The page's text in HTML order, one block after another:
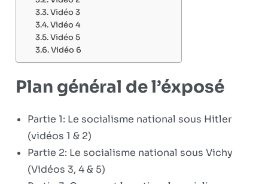
Vidéo 3
Vidéo 4
Vidéo 5
Vidéo 6
Plan général de l’éxposé
Partie 1: Le socialisme national sous Hitler
(vidéos 1 & 2)
Partie 2: Le socialisme national sous Vichy
(Vidéos 3, 4 & 5)